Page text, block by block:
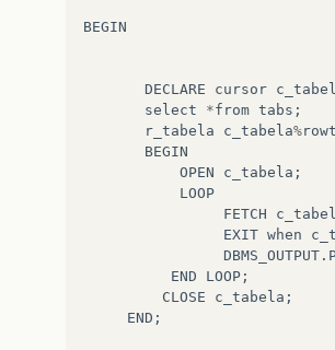
BEGIN
DECLARE cursor
select
*from tabs ;
r_tabela
c_tabela%
BEGIN
OPEN
c_tabela ;
LOOP
FETCH
EXIT when
DBMS_OUTPUT .
END
LOOP ;
CLOSE
c_tabela ;
END ;